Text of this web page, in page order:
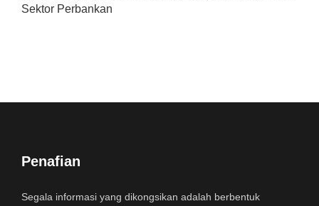
Sektor Perbankan
Penafian
Segala informasi yang dikongsikan adalah berbentuk